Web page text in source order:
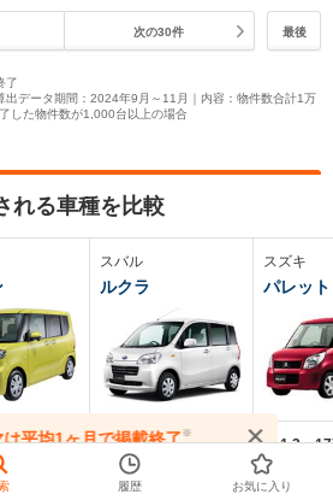
次の30件 最後
了
出データ期間：2024年9月～11月｜内容：物件数合計1万
した物件数が1,000台以上の場合
れる車種を比較
万円
スバル
ルクラ
113.5～169.1万円
スズキ
パレット
111.3～
平均1ヶ月で掲載終了※
前にお問い合わせください
履歴 お気に入り